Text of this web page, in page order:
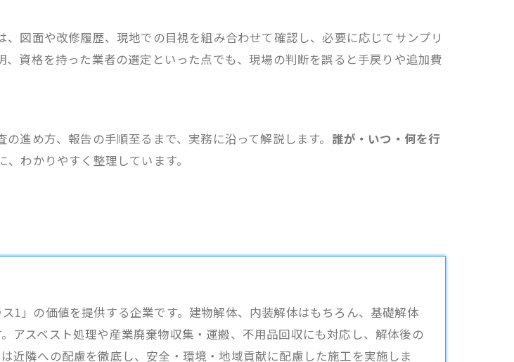
図面や改修履歴、現地での目視を組み合わせて確認し、必要に応じてサンプリ
資格を持った業者の選定といった点でも、現場の判断を誤ると手戻りや追加費
進め方、報告の手順至るまで、実務に沿って解説します。 誰が・いつ・何を行
、わかりやすく整理しています。
1」の価値を提供する企業です。建物解体、内装解体はもちろん、基礎解体
アスベスト処理や産業廃棄物収集・運搬、不用品回収にも対応し、解体後の
近隣への配慮を徹底し、安全・環境・地域貢献に配慮した施工を実施しま